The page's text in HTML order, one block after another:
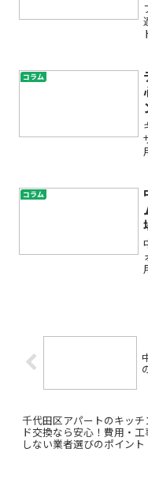
コラム
コラム
千代田区アパートのキッ
ド交換なら安心！費用・
しない業者選びのポイント